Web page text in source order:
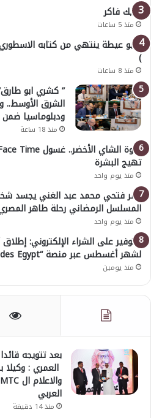
خليك فاكر
منذ 5 ساعات
( أبو عيطة ينتهي من كتابه الاسطوري
)
منذ 8 ساعات
” كشري ابو
ودبلوماسيا ضمن
منذ 18 ساعة
تهيج البشرة
منذ يوم واحد
عمر فتحي محمد عبد الغني يجسد
المسلسل الرمضاني رحلة طاهر
منذ يوم واحد
للتوفير على الشراء الإلكتروني:
لشهر أغسطس عبر منصة “Discount Codes Egypt”
منذ يومين
بعد تتويجه
العمري : وكيلا
العربي
منذ 14 دقيقة